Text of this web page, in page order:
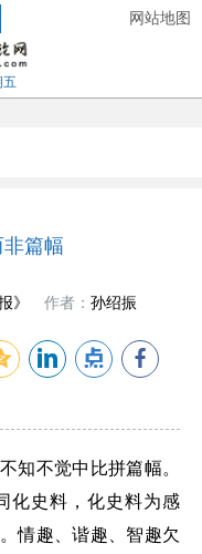
网站地图
五
篇幅
》 作者： 孙绍振
不觉中比拼篇幅。
化史料，化史料为感
情趣、谐趣、智趣欠